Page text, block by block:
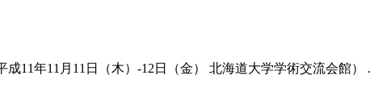
11年11月11日（木）-12日（金） 北海道大学学術交流会館） .